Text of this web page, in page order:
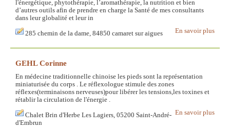
l'énergétique, phytothérapie, l’aromathérapie, la nutrition et bien
d’autres outils afin de prendre en charge la Santé de mes consultants
dans leur globalité et leur in
En savoir plus
285 chemin de la dame, 84850 camaret sur aigues
GEHL Corinne
En médecine traditionnelle chinoise les pieds sont la représentation
miniaturisée du corps . Le réflexologue stimule des zones
réflexes(terminaisons nerveuses)pour libérer les tensions,les toxines et
rétablir la circulation de l'énergie .
En savoir plus
Chalet Brin d'Herbe Les Lagiers, 05200 Saint-André-
d'Embrun